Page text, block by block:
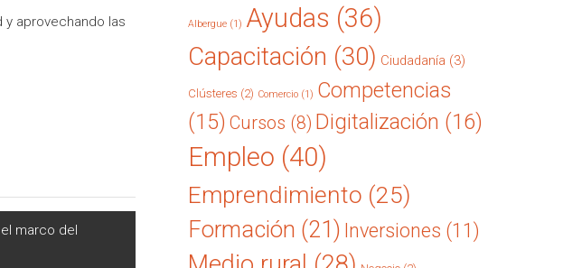
y aprovechando las
marco del
Albergue (1) Ayudas (36)
Capacitación (30) Ciudadanía (3)
Clústeres (2) Comercio (1) Competencias
(15) Cursos (8) Digitalización (16)
Empleo (40)
Emprendimiento (25)
Formación (21) Inversiones (11)